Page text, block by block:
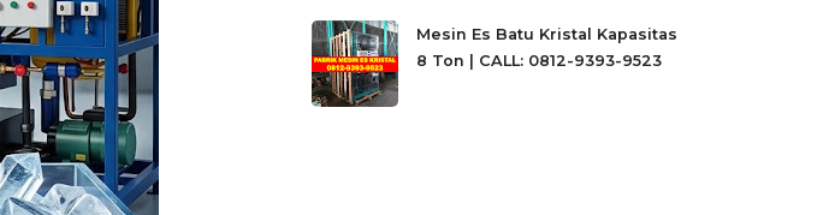
Mesin Es Batu Kristal Kapasitas
8 Ton | CALL: 0812-9393-9523